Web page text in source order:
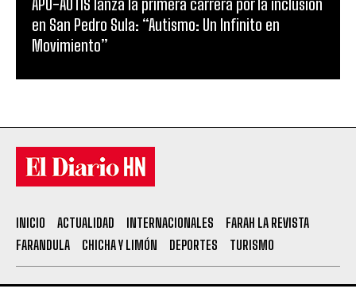
APO-AUTIS lanza la primera carrera por la inclusión
en San Pedro Sula: “Autismo: Un Infinito en
Movimiento”
INICIO ACTUALIDAD INTERNACIONALES
FARAH LA REVISTA
FARANDULA
CHICHA Y LIMÓN DEPORTES TURISMO